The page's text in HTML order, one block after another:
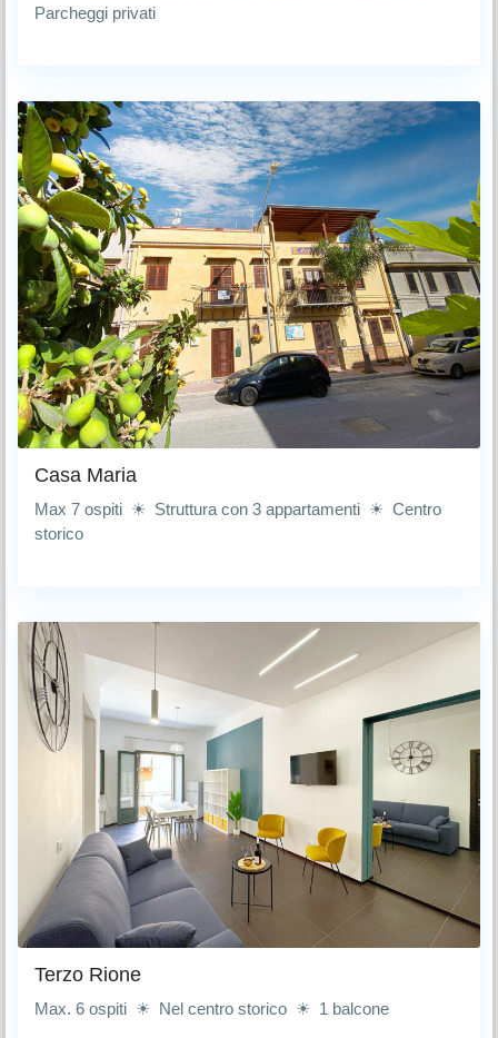
Parcheggi privati
Casa Maria
Max 7 ospiti ☀ Struttura con 3 appartamenti ☀ Centro
storico
Terzo Rione
Max. 6 ospiti ☀ Nel centro storico ☀ 1 balcone